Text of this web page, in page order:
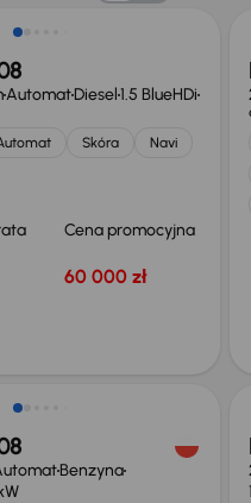
AutomatDiesel1.5 BlueHDi
Skóra
Navi
Cena promocyjna
60 000 zł
Benzyna